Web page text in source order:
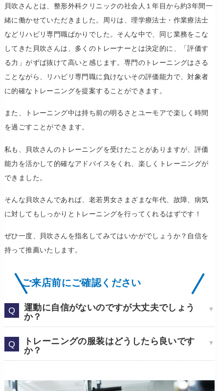
貝吹さんとは、整形外科クリニックの社会人１年目から約3年間一
緒に働かせていただきました。周りは、理学療法士・作業療法士
などリハビリ専門職ばかりでした。そんな中で、同じ業務をこな
してきた貝吹さんは、多くのトレーナーとは決定的に、「評価す
る力」がずば抜けて高いと感じます。専門のトレーニングはさる
ことながら、リハビリ専門職に負けないその評価能力で、対象者
に的確なトレーニングを提案することができます。
また、トレーニング中は持ち前の明るさとユーモアで楽しく時間
を過ごすことができます。
私も、貝吹さんのトレーニングを受けたことがありますが、評価
能力を活かして的確なアドバイスをくれ、楽しくトレーニングが
できました。
そんな貝吹さんであれば、老若男女さまざまな年代、故障、病気
に対してもしっかりとトレーニングを行ってくれるはずです！
ぜひ一度、貝吹さんを指名してみてはいかがでしょうか？自信を
持って推薦いたします。
ご来店前にご確認ください
運動に自信がないのですが大丈夫でしょう
か？
トレーニングの服装はどうしたら良いです
か？